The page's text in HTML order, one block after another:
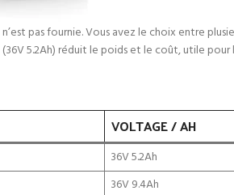
pas fournie. Vous avez le choix entre
(36V 5.2Ah) réduit le poids et le coût, utile
VOLTAGE / AH
36V 5.2Ah
36V 9.4Ah